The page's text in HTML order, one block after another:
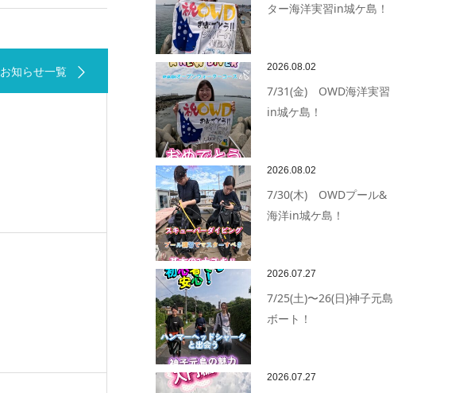
お知らせ一覧
ター海洋実習in城ケ島！
2026.08.02
7/31(金) OWD海洋実習
in城ケ島！
2026.08.02
7/30(木) OWDプール&
海洋in城ケ島！
2026.07.27
7/25(土)〜26(日)神子元島
ボート！
2026.07.27